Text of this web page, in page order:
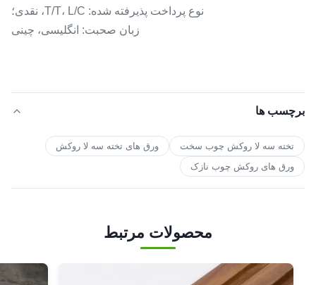
نوع پرداخت پذیرفته شده: T/T، L/C، نقدی؛
زبان صحبت: انگلیسی، چینی
برچسب ها
تخته سه لا روکش چوب سخت
ورق های تخته سه لا روکش
ورق های روکش چوب نازک
محصولات مرتبط